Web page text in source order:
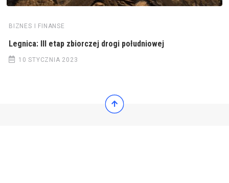
BIZNES I FINANSE
Legnica: III etap zbiorczej drogi południowej
10 STYCZNIA 2023